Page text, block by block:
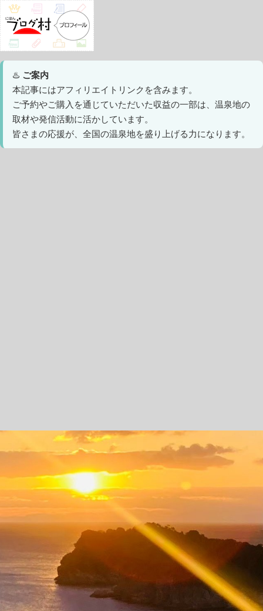
♨️ ご案内
本記事にはアフィリエイトリンクを含みます。
ご予約やご購入を通じていただいた収益の一部は、温泉地の
取材や発信活動に活かしています。
皆さまの応援が、全国の温泉地を盛り上げる力になります。